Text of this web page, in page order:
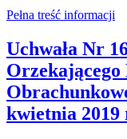
Pełna treść informacji
Uchwała Nr
kwietnia 2019